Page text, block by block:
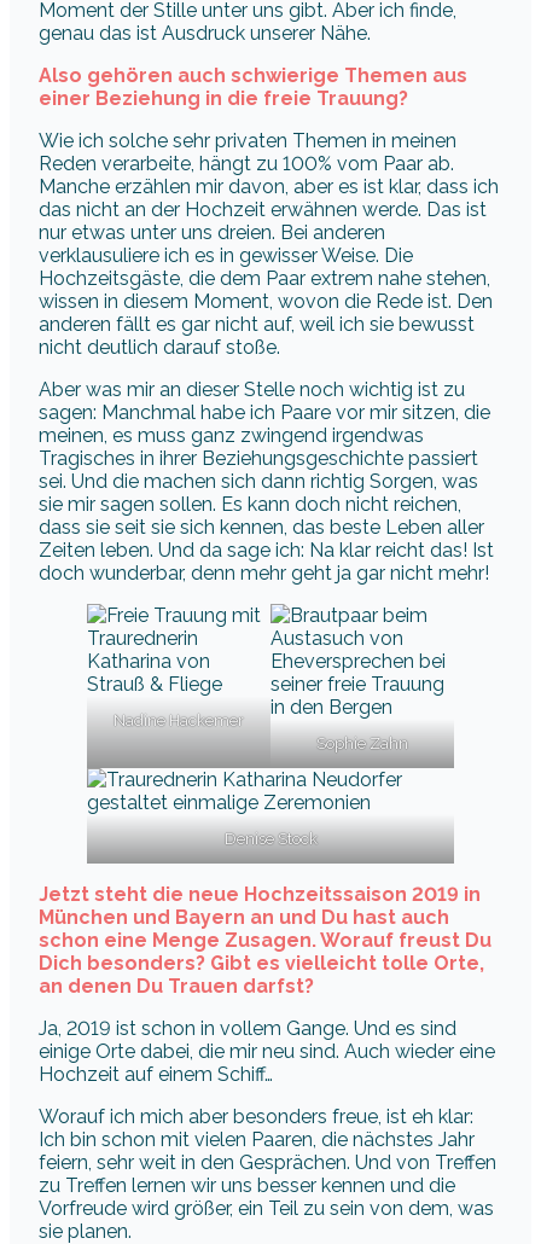
Moment der Stille unter uns gibt. Aber ich finde,
genau das ist Ausdruck unserer Nähe.
Also gehören auch schwierige Themen aus
einer Beziehung in die freie Trauung?
Wie ich solche sehr privaten Themen in meinen
Reden verarbeite, hängt zu 100% vom Paar ab.
Manche erzählen mir davon, aber es ist klar, dass ich
das nicht an der Hochzeit erwähnen werde. Das ist
nur etwas unter uns dreien. Bei anderen
verklausuliere ich es in gewisser Weise. Die
Hochzeitsgäste, die dem Paar extrem nahe stehen,
wissen in diesem Moment, wovon die Rede ist. Den
anderen fällt es gar nicht auf, weil ich sie bewusst
nicht deutlich darauf stoße.
Aber was mir an dieser Stelle noch wichtig ist zu
sagen: Manchmal habe ich Paare vor mir sitzen, die
meinen, es muss ganz zwingend irgendwas
Tragisches in ihrer Beziehungsgeschichte passiert
sei. Und die machen sich dann richtig Sorgen, was
sie mir sagen sollen. Es kann doch nicht reichen,
dass sie seit sie sich kennen, das beste Leben aller
Zeiten leben. Und da sage ich: Na klar reicht das! Ist
doch wunderbar, denn mehr geht ja gar nicht mehr!
Nadine Hackemer
Sophie Zahn
Denise Stock
Jetzt steht die neue Hochzeitssaison 2019 in
München und Bayern an und Du hast auch
schon eine Menge Zusagen. Worauf freust Du
Dich besonders? Gibt es vielleicht tolle Orte,
an denen Du Trauen darfst?
Ja, 2019 ist schon in vollem Gange. Und es sind
einige Orte dabei, die mir neu sind. Auch wieder eine
Hochzeit auf einem Schiff…
Worauf ich mich aber besonders freue, ist eh klar:
Ich bin schon mit vielen Paaren, die nächstes Jahr
feiern, sehr weit in den Gesprächen. Und von Treffen
zu Treffen lernen wir uns besser kennen und die
Vorfreude wird größer, ein Teil zu sein von dem, was
sie planen.